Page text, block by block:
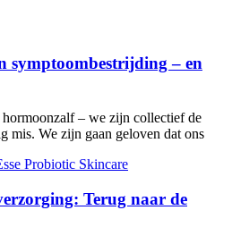
symptoombestrijding – en
– we zijn collectief de
mis. We zijn gaan geloven dat ons
Terug naar de